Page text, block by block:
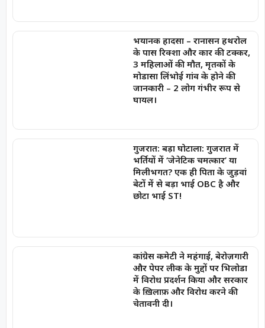
भयानक हादसा – रानासन हथरोल
के पास रिक्शा और कार की टक्कर,
3 महिलाओं की मौत, मृतकों के
मोडासा लिंभोई गांव के होने की
जानकारी – 2 लोग गंभीर रूप से
घायल।
गुजरात: बड़ा घोटाला: गुजरात में
भर्तियों में ‘जेनेटिक चमत्कार’ या
मिलीभगत? एक ही पिता के जुड़वां
बेटों में से बड़ा भाई OBC है और
छोटा भाई ST!
कांग्रेस कमेटी ने महंगाई, बेरोज़गारी
और पेपर लीक के मुद्दों पर भिलोडा
में विरोध प्रदर्शन किया और सरकार
के ख़िलाफ़ और विरोध करने की
चेतावनी दी।